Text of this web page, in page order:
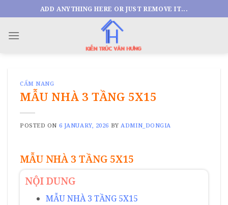
to
content
ADD ANYTHING HERE OR JUST REMOVE IT...
CẨM NANG
MẪU NHÀ 3 TẦNG 5X15
POSTED ON 6 JANUARY, 2026 BY ADMIN_DONGIA
MẪU NHÀ 3 TẦNG 5X15
NỘI DUNG
MẪU NHÀ 3 TẦNG 5X15